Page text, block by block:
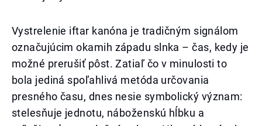
Vystrelenie iftar kanóna je tradičným signálom
označujúcim okamih západu slnka – čas, kedy je
možné prerušiť pôst. Zatiaľ čo v minulosti to
bola jediná spoľahlivá metóda určovania
presného času, dnes nesie symbolický význam:
stelesňuje jednotu, náboženskú hĺbku a